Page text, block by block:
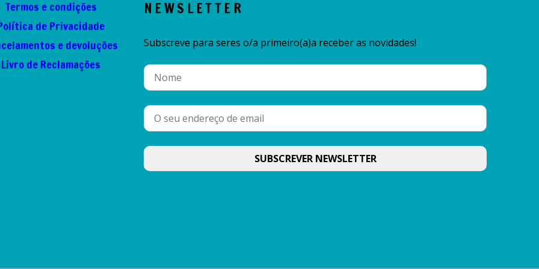
Termos e condições
de Privacidade
e devoluções
Livro de Reclamações
NEWSLETTER
Subscreve para seres o/a primeiro(a)a receber as novidades!